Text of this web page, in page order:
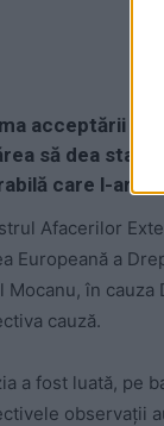
acceptării de
să dea
care l-ar fi
Afacerilor
Europeană a
Mocanu, în
cauză.
a fost luată, pe
observaţii